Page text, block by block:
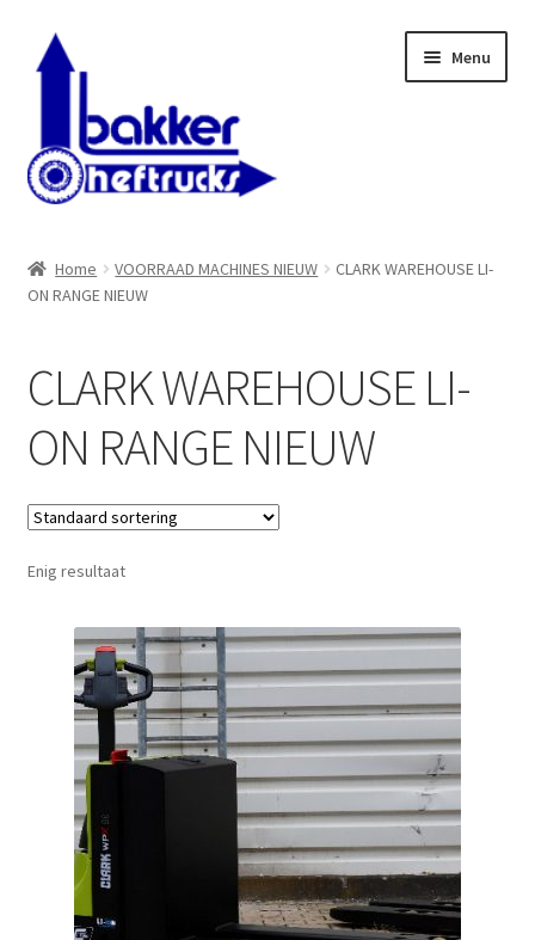
Ga
door
navigatie
Ga
naar
Menu
Shop
Home VOORRAAD MACHINES NIEUW
CLARK WAREHOUSE LI-
ON RANGE NIEUW
CLARK WAREHOUSE LI-
ON RANGE NIEUW
Enig resultaat